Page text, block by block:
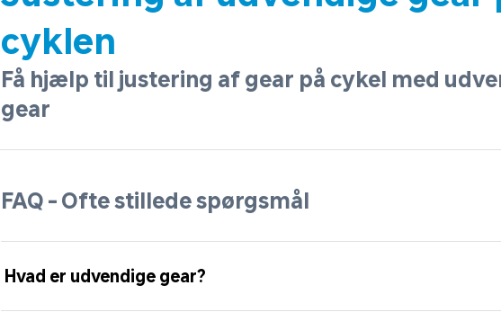
cyklen
Få hjælp til justering af gear på cykel med
gear
FAQ - Ofte stillede spørgsmål
Hvad er udvendige gear?